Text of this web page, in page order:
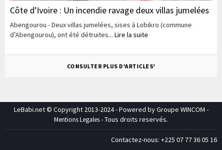
Côte d'Ivoire : Un incendie ravage deux villas jumelées
Abengourou - Deux villas jumelées, sises à Lobikro (commune
d’Abengourou), ont été détruites... Lire la suite
CONSULTER PLUS D'ARTICLES'
LeBabi.net © Copyright 2013-2024 - Powered by Groupe WINCOM -
Mentions Legales- Tous droits reservés.
Contactez-nous: +225 07 77 36 05 16